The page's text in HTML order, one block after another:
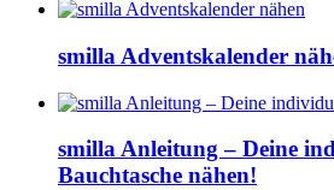
smilla Adventskalender
smilla Anleitung – Deine
Bauchtasche nähen!